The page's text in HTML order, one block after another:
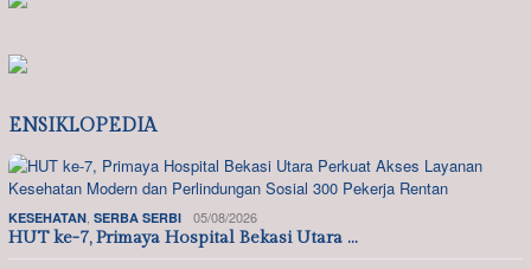
ENSIKLOPEDIA
KESEHATAN SERBA SERBI 05/08/2026
HUT ke-7, Primaya Hospital Bekasi Utara …